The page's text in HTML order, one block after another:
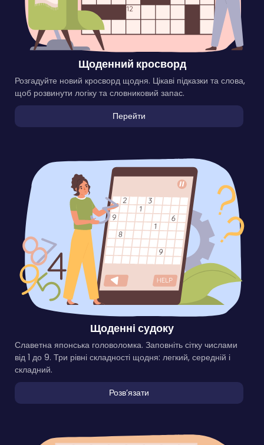
Щоденний кросворд
Розгадуйте новий кросворд щодня. Цікаві підказки та слова,
щоб розвинути логіку та словниковий запас.
Перейти
Щоденні судоку
Славетна японська головоломка. Заповніть сітку числами
від 1 до 9. Три рівні складності щодня: легкий, середній і
складний.
Розвʼязати